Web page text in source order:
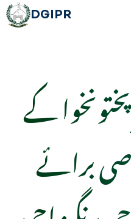
DGIPR
کے
برائے